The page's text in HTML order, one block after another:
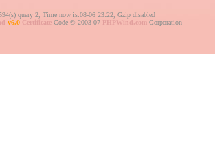
query 2, Time now is:08-06 23:22, Gzip disabled
v6.0 Certificate Code © 2003-07 PHPWind.com Corporation